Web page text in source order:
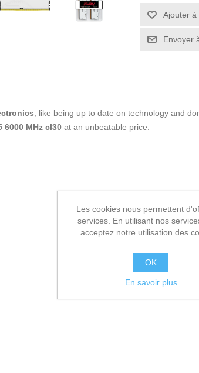
Ajouter à
Envoyer
, like being up to date on technology and
6000 MHz cl30 at an unbeatable price.
Les cookies nous permettent
services. En utilisant nos
acceptez notre utilisation des
OK
En savoir plus